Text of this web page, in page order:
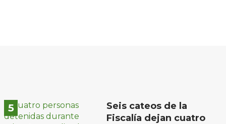
Seis cateos de la
Fiscalía dejan cuatro